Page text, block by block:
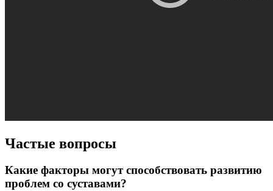
Частые вопросы
Какие факторы могут способствовать развитию
проблем со суставами?